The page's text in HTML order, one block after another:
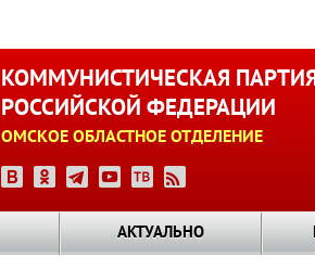
КОММУНИСТИЧЕСКАЯ ПАРТИЯ
РОССИЙСКОЙ ФЕДЕРАЦИИ
ОМСКОЕ ОБЛАСТНОЕ ОТДЕЛЕНИЕ
АКТУАЛЬНО